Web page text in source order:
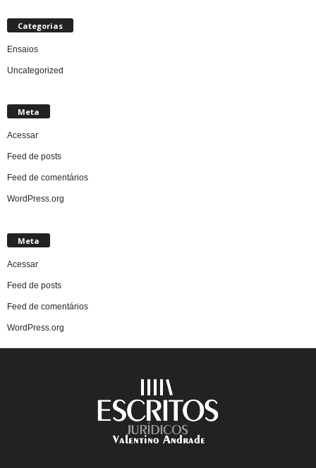
Categorias
Ensaios
Uncategorized
Meta
Acessar
Feed de posts
Feed de comentários
WordPress.org
Meta
Acessar
Feed de posts
Feed de comentários
WordPress.org